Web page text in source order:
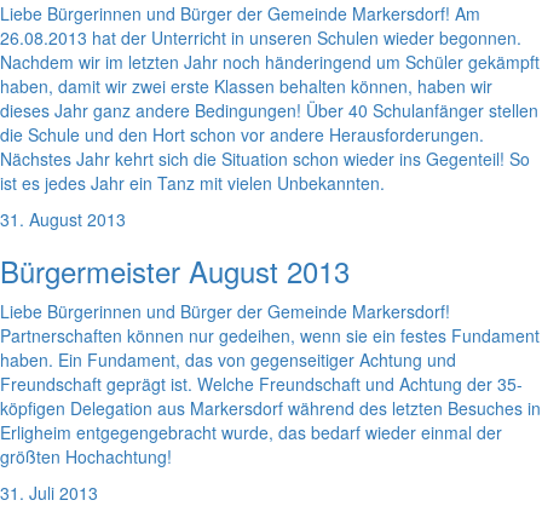
Liebe Bürgerinnen und Bürger der Gemeinde Markersdorf! Am
26.08.2013 hat der Unterricht in unseren Schulen wieder begonnen.
Nachdem wir im letzten Jahr noch händeringend um Schüler gekämpft
haben, damit wir zwei erste Klassen behalten können, haben wir
dieses Jahr ganz andere Bedingungen! Über 40 Schulanfänger stellen
die Schule und den Hort schon vor andere Herausforderungen.
Nächstes Jahr kehrt sich die Situation schon wieder ins Gegenteil! So
ist es jedes Jahr ein Tanz mit vielen Unbekannten.
31. August 2013
Bürgermeister August 2013
Liebe Bürgerinnen und Bürger der Gemeinde Markersdorf!
Partnerschaften können nur gedeihen, wenn sie ein festes Fundament
haben. Ein Fundament, das von gegenseitiger Achtung und
Freundschaft geprägt ist. Welche Freundschaft und Achtung der 35-
köpfigen Delegation aus Markersdorf während des letzten Besuches in
Erligheim entgegengebracht wurde, das bedarf wieder einmal der
größten Hochachtung!
31. Juli 2013